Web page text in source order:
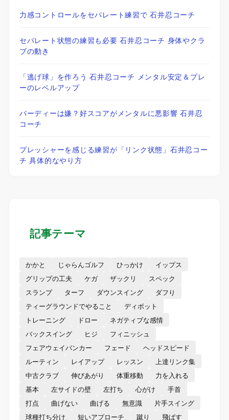
力感コントロールをセパレート練習で 石井忍コーチ
セパレート状態の練習も必要 石井忍コーチ 身体やクラ
ブの動き
「逃げ球」を作ろう 石井忍コーチ メンタル安定＆プレ
ーのレベルアップ
バーディーは嫌？好スコアがメンタルに悪影響 石井忍
コーチ
プレッシャーを感じる練習が「リンク状態」石井忍コー
チ 具体的なやり方
記事テーマ
かかと じゃらんゴルフ ひっかけ
イップス
グリップの工夫
ケガ ザックリ
スペック
スランプ
ターフ ダウンスイング
ダフり
ティーグラウンドでやること
ディボット
トレーニング
ドロー
ネガティブな感情
バックスイング
ヒジ
フィニッシュ
フェアウェイバンカー
フェード
ヘッドスピード
ルーティン
レイアップ レッスン
上達リンク集
中古クラブ
伸びあがり 体重移動
力を入れる
基本
左サイドの壁 左打ち 心がけ
手首
打点
曲げない 曲げる 無意識
片手スイング
球種打ち分け
短いアプローチ 蹴り 飛ばす